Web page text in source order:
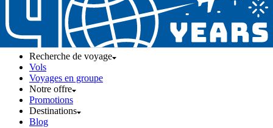
Recherche de voyage
Vols
Voyages en groupe
Notre offre
Promotions
Destinations
Blog